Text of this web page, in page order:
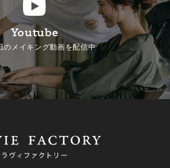
Youtube
のメイキング動画を配信中